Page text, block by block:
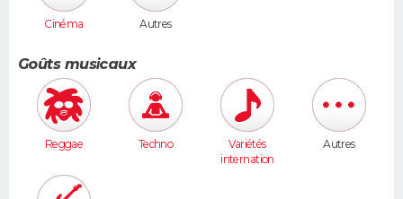
Cinéma Autres
Goûts musicaux
Reggae Techno
Variétés
internation
Autres